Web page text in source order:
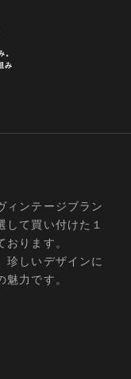
。
み
Missing interpolation
Missing interpolation
Missing interpolation
ィンテージブラン
して買い付けた１
ります。
珍しいデザインに
力です。